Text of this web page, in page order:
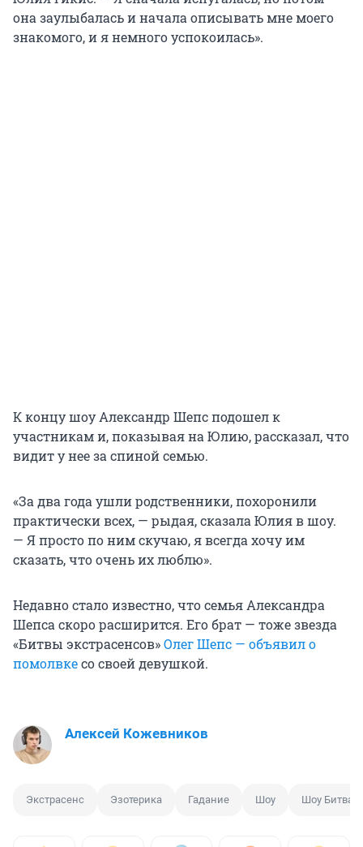
она заулыбалась и начала описывать мне моего
знакомого, и я немного успокоилась».
К концу шоу Александр Шепс подошел к
участникам и, показывая на Юлию, рассказал, что
видит у нее за спиной семью.
«За два года ушли родственники, похоронили
практически всех, — рыдая, сказала Юлия в шоу.
— Я просто по ним скучаю, я всегда хочу им
сказать, что очень их люблю».
Недавно стало известно, что семья Александра
Шепса скоро расширится. Его брат — тоже звезда
«Битвы экстрасенсов»Олег Шепс — объявил о
помолвкесо своей девушкой.
Алексей Кожевников
Экстрасенс Эзотерика Гадание Шоу Шоу Битва